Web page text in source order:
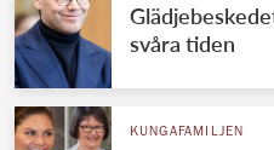
Svenska
Brittiska
Danska
svåra tiden
KUNGAFAMILJEN